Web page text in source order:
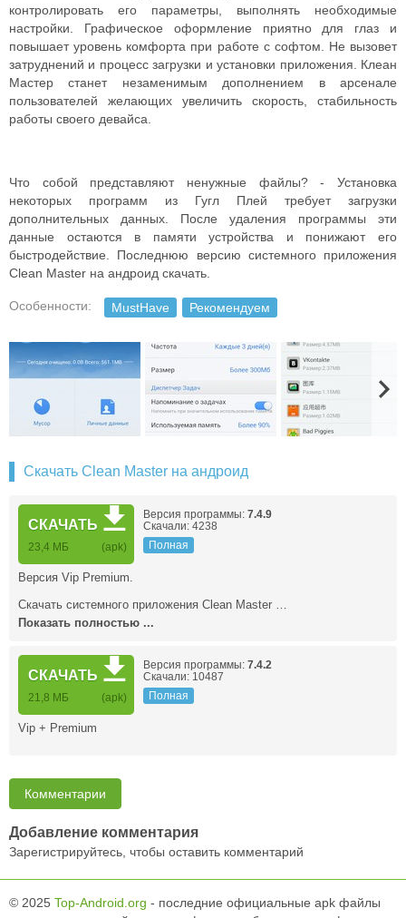
контролировать его параметры, выполнять необходимые
настройки. Графическое оформление приятно для глаз и
повышает уровень комфорта при работе с софтом. Не вызовет
затруднений и процесс загрузки и установки приложения. Клеан
Мастер станет незаменимым дополнением в арсенале
пользователей желающих увеличить скорость, стабильность
работы своего девайса.
Что собой представляют ненужные файлы? - Установка
некоторых программ из Гугл Плей требует загрузки
дополнительных данных. После удаления программы эти
данные остаются в памяти устройства и понижают его
быстродействие. Последнюю версию системного приложения
Clean Master на андроид скачать.
Особенности: MustHave Рекомендуем
Скачать Clean Master на андроид
СКАЧАТЬ
23,4 MБ (apk)
Версия программы: 7.4.9
Скачали: 4238
Полная
Версия Vip Premium.
Скачать системного приложения Clean Master …
Показать полностью ...
СКАЧАТЬ
21,8 MБ (apk)
Версия программы: 7.4.2
Скачали: 10487
Полная
Vip + Premium
Комментарии
Добавление комментария
Зарегистрируйтесь, чтобы оставить комментарий
© 2025 Top-Android.org - последние официальные apk файлы